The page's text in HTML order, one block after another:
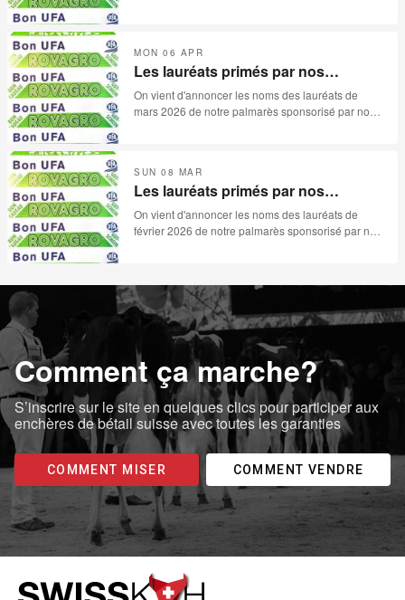
MON 06 APR
Les lauréats primés par nos
sponsors pour le mois de mars 2026
On vient d'annoncer les noms des lauréats de
mars 2026 de notre palmarès sponsorisé par nos
SUN 08 MAR
Les lauréats primés par nos
sponsors pour le mois de février
2026
On vient d'annoncer les noms des lauréats de
février 2026 de notre palmarès sponsorisé par nos
Comment ça marche?
S’inscrire sur le site en quelques clics pour participer aux
enchères de bétail suisse avec toutes les garanties
COMMENT MISER COMMENT VENDRE